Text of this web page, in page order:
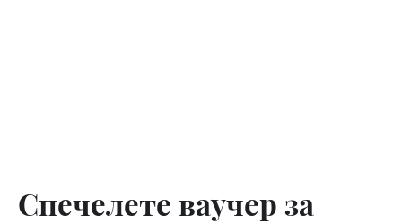
Спечелете ваучер за